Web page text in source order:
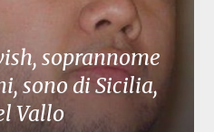
soprannome
sono di Sicilia,
Vallo